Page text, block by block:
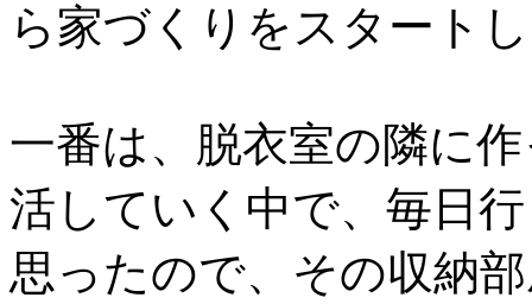
ら家づくりをスタート
一番は、脱衣室の隣に
活していく中で、毎日
思ったので、その収納